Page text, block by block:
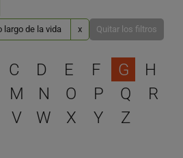
largo de la vida x Quitar los filtros
Selecciona una letra
C D E F G
H
M N O P Q
R
V W X Y Z